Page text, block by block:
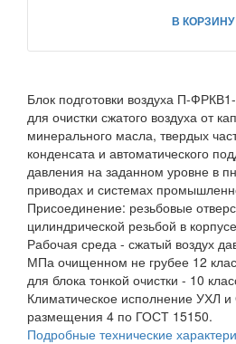
В КОРЗИНУ
Блок подготовки воздуха П-
для очистки сжатого воздуха от
минерального масла, твердых
конденсата и автоматического
давления на заданном уровне в
приводах и системах
Присоединение: резьбовые
цилиндрической резьбой в
Рабочая среда - сжатый воздух
МПа очищенном не грубее 12
для блока тонкой очистки - 10
Климатическое исполнение УХЛ и
размещения 4 по ГОСТ 15150.
Подробные технические